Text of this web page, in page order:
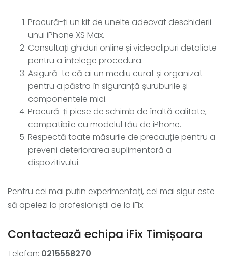
Procură-ți un kit de unelte adecvat deschiderii
unui iPhone XS Max.
Consultați ghiduri online și videoclipuri detaliate
pentru a înțelege procedura.
Asigură-te că ai un mediu curat și organizat
pentru a păstra în siguranță șuruburile și
componentele mici.
Procură-ți piese de schimb de înaltă calitate,
compatibile cu modelul tău de iPhone.
Respectă toate măsurile de precauție pentru a
preveni deteriorarea suplimentară a
dispozitivului.
Pentru cei mai puțin experimentați, cel mai sigur este
să apelezi la profesioniștii de la iFix.
Contactează echipa iFix Timișoara
Telefon: 0215558270